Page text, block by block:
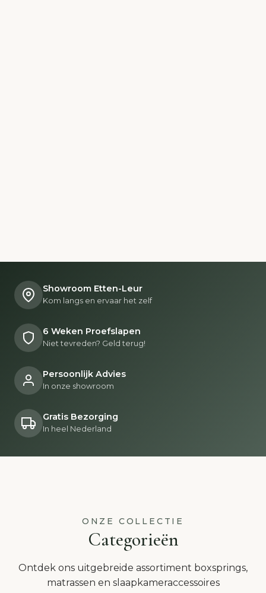
Showroom Etten-Leur
Kom langs en ervaar het zelf
6 Weken Proefslapen
Niet tevreden? Geld terug!
Persoonlijk Advies
In onze showroom
Gratis Bezorging
In heel Nederland
ONZE COLLECTIE
Categorieën
Ontdek ons uitgebreide assortiment boxsprings,
matrassen en slaapkameraccessoires
Boxsprings